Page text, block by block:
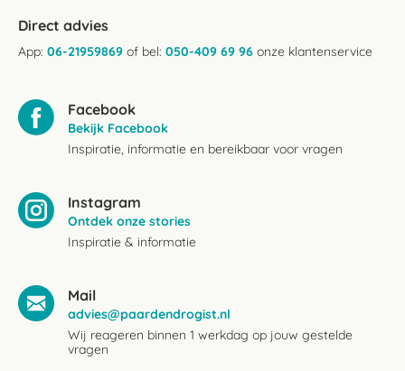
Direct advies
App: 06-21959869 of bel: 050-409 69 96 onze klantenservice
Facebook
Bekijk Facebook
Inspiratie, informatie en bereikbaar voor vragen
Instagram
Ontdek onze stories
Inspiratie & informatie
Mail
advies@paardendrogist.nl
Wij reageren binnen 1 werkdag op jouw gestelde
vragen